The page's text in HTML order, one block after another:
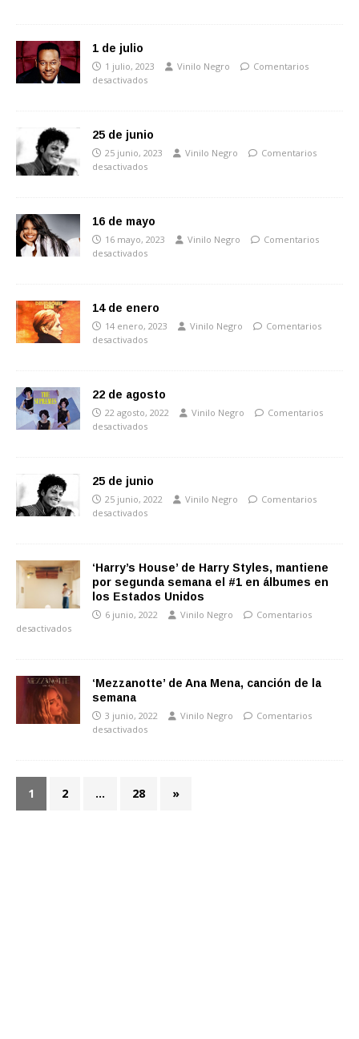
1 de julio
1 julio, 2023 Vinilo Negro
Comentarios
desactivados
25 de junio
25 junio, 2023 Vinilo Negro
Comentarios
desactivados
16 de mayo
16 mayo, 2023 Vinilo Negro
Comentarios
desactivados
14 de enero
14 enero, 2023 Vinilo Negro
Comentarios
desactivados
22 de agosto
22 agosto, 2022 Vinilo Negro
Comentarios
desactivados
25 de junio
25 junio, 2022 Vinilo Negro
Comentarios
desactivados
‘Harry’s House’ de Harry Styles, mantiene
por segunda semana el #1 en álbumes en
los Estados Unidos
6 junio, 2022 Vinilo Negro
Comentarios
desactivados
‘Mezzanotte’ de Ana Mena, canción de la
semana
3 junio, 2022 Vinilo Negro
Comentarios
desactivados
1 2 … 28 »